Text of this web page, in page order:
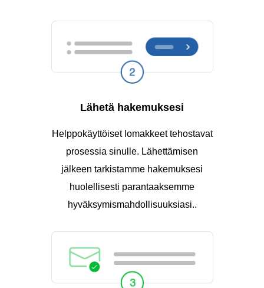
Lähetä hakemuksesi
Helppokäyttöiset lomakkeet tehostavat
prosessia sinulle. Lähettämisen
jälkeen tarkistamme hakemuksesi
huolellisesti parantaaksemme
hyväksymismahdollisuuksiasi..